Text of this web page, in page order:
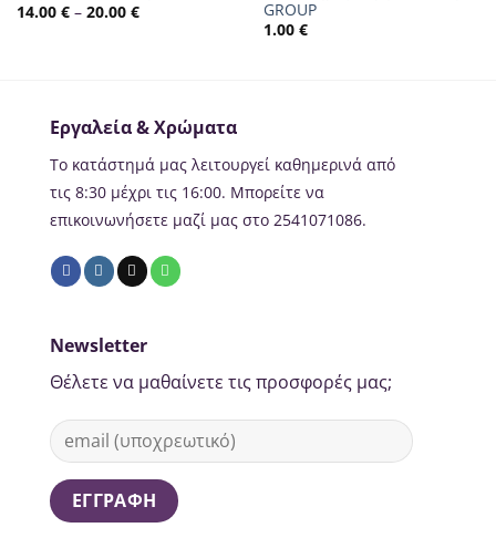
14.00 €– 20.00 €
GROUP
1.00 €
Εργαλεία & Χρώματα
Το κατάστημά μας λειτουργεί καθημερινά από
τις 8:30 μέχρι τις 16:00. Μπορείτε να
επικοινωνήσετε μαζί μας στο 2541071086.
Newsletter
Θέλετε να μαθαίνετε τις προσφορές μας;